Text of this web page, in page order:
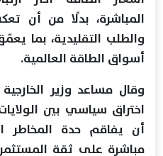
المباشرة، بدلًا من أن
والطلب التقليدية، بما
أسواق الطاقة العالمية.
وقال مساعد وزير
اختراق سياسي بين
أن يفاقم حدة المخاطر
مباشرة على ثقة